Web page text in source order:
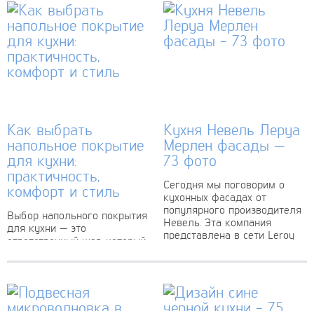
полноценную кухню в этом
стиле на небольшой
площади – задача...
Как выбрать
напольное покрытие
для кухни:
практичность,
комфорт и стиль
Выбор напольного покрытия
для кухни — это
ответственный шаг, который
подхода. Кухня — одно из
помещений в доме, где мы
готовим,...
Кухня Невель Леруа
Мерлен фасады —
73 фото
Сегодня мы поговорим о
кухонных фасадах от
популярного производителя
Невель. Эта компания
представлена в сети Leroy
широкий выбор фасадов